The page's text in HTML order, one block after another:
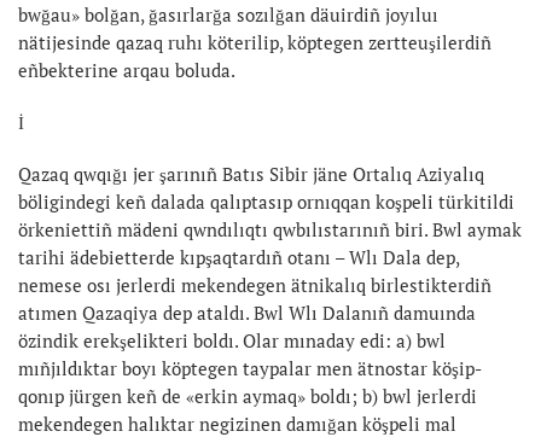
bwğau» bolğan, ğasırlarğa sozılğan däuirdiñ joyıluı
nätijesinde qazaq ruhı köterilip, köptegen zertteuşilerdiñ
eñbekterine arqau boluda.
İ
Qazaq qwqığı jer şarınıñ Batıs Sibir jäne Ortalıq Aziyalıq
böligindegi keñ dalada qalıptasıp ornıqqan koşpeli türkitildi
örkeniettiñ mädeni qwndılıqtı qwbılıstarınıñ biri. Bwl aymak
tarihi ädebietterde kıpşaqtardıñ otanı – Wlı Dala dep,
nemese osı jerlerdi mekendegen ätnikalıq birlestikterdiñ
atımen Qazaqiya dep ataldı. Bwl Wlı Dalanıñ damuında
özindik erekşelikteri boldı. Olar mınaday edi: a) bwl
mıñjıldıktar boyı köptegen taypalar men ätnostar köşip-
qonıp jürgen keñ de «erkin aymaq» boldı; b) bwl jerlerdi
mekendegen halıktar negizinen damığan köşpeli mal